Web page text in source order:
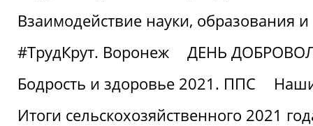
Взаимодействие науки, образования и
#ТрудКрут. Воронеж
ДЕНЬ
Бодрость и здоровье 2021. ППС
Итоги сельскохозяйственного 2021